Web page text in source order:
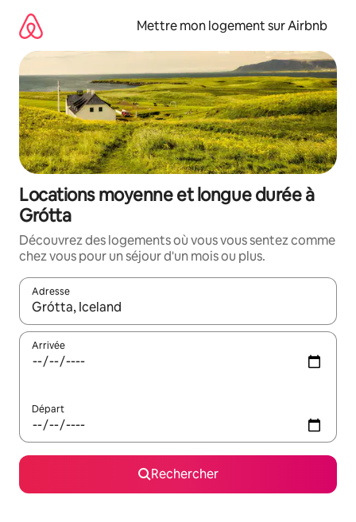
directement
contenu
Mettre mon logement sur Airbnb
Locations moyenne et longue durée à
Grótta
Découvrez des logements où vous vous sentez comme
chez vous pour un séjour d'un mois ou plus.
Adresse
Lorsque les résultats s'affichent, utilisez les flèches vers le
Arrivée
Départ
Rechercher